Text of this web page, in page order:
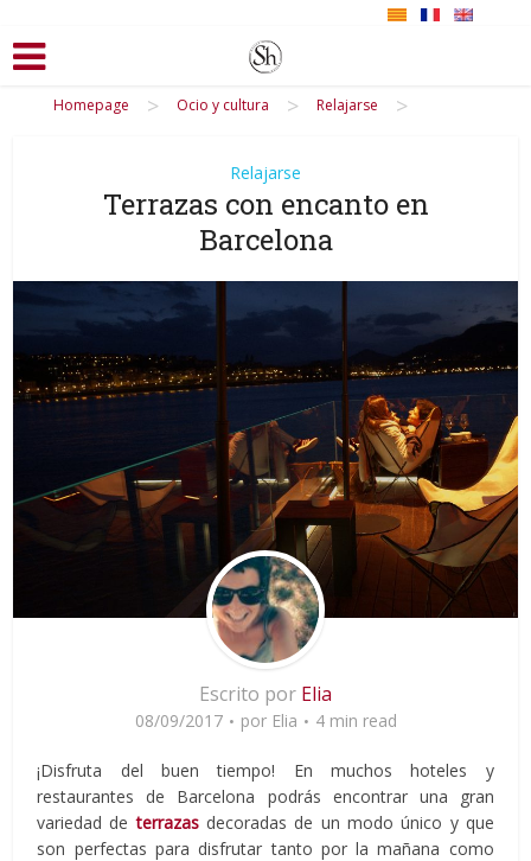
Homepage > Ocio y cultura > Relajarse >
Relajarse
Terrazas con encanto en
Barcelona
Escrito por Elia
08/09/2017 por Elia 4 min read
¡Disfruta del buen tiempo! En muchos hoteles y
restaurantes de Barcelona podrás encontrar una gran
variedad deterrazas decoradas de un modo único y que
son perfectas para disfrutar tanto por la mañana como